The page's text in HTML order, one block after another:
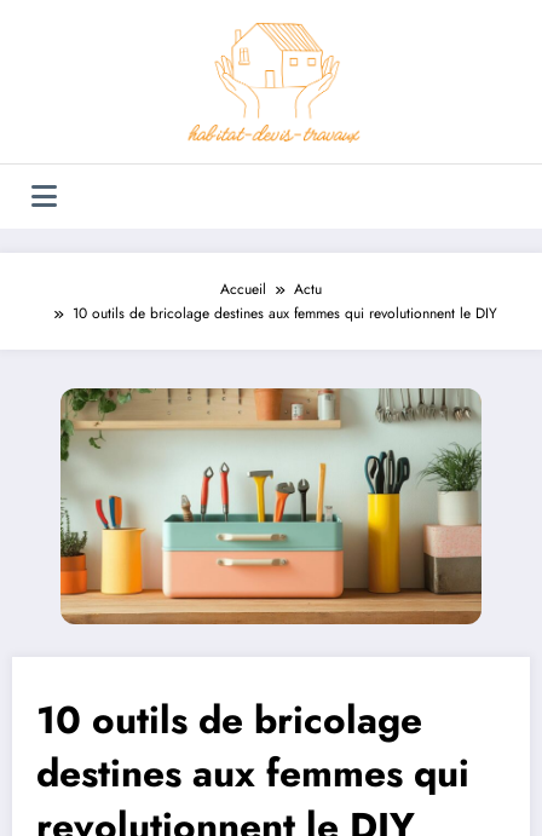
Accueil
Actu
10 outils de bricolage destines aux femmes qui revolutionnent le DIY
10 outils de bricolage
destines aux femmes qui